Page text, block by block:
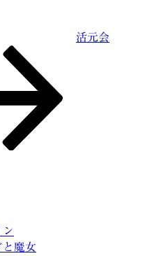
活元会
魔女